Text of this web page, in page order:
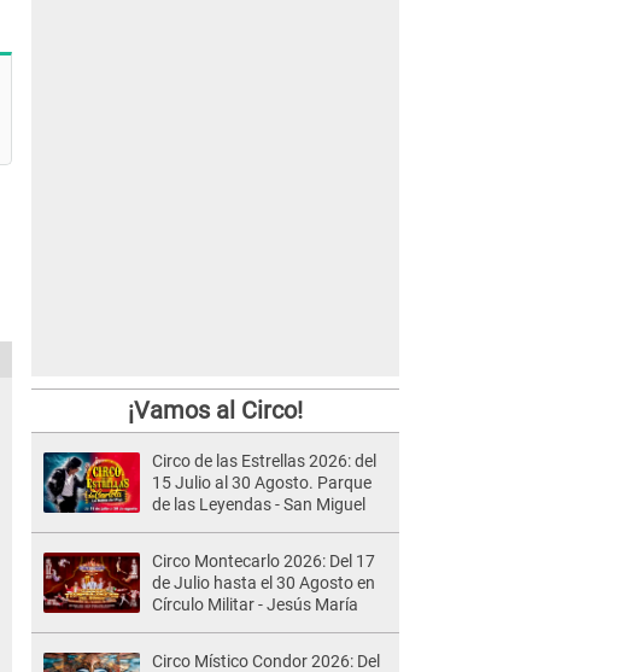
¡Vamos al Circo!
Circo de las Estrellas 2026: del
15 Julio al 30 Agosto. Parque
de las Leyendas - San Miguel
Circo Montecarlo 2026: Del 17
de Julio hasta el 30 Agosto en
Círculo Militar - Jesús María
Circo Místico Condor 2026: Del